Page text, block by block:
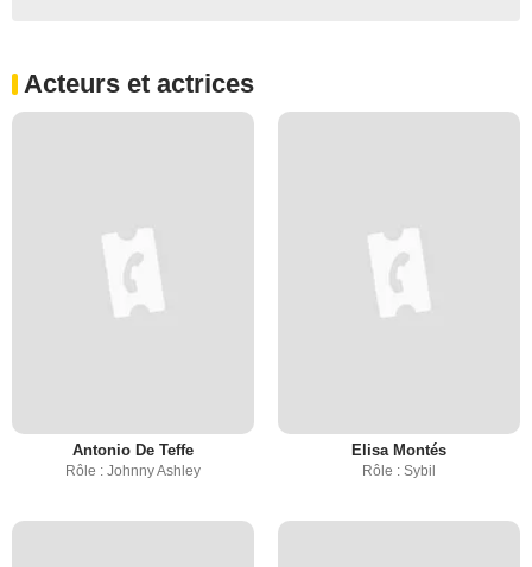
Acteurs et actrices
Antonio De Teffe
Rôle : Johnny Ashley
Elisa Montés
Rôle : Sybil